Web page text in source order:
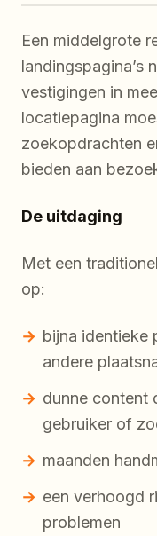
Een middelgrote
landingspagina’s
vestigingen in
locatiepagina
zoekopdrachten
bieden aan
De uitdaging
Met een
op:
bijna identieke
andere
dunne content
gebruiker of
maanden
een verhoogd
problemen